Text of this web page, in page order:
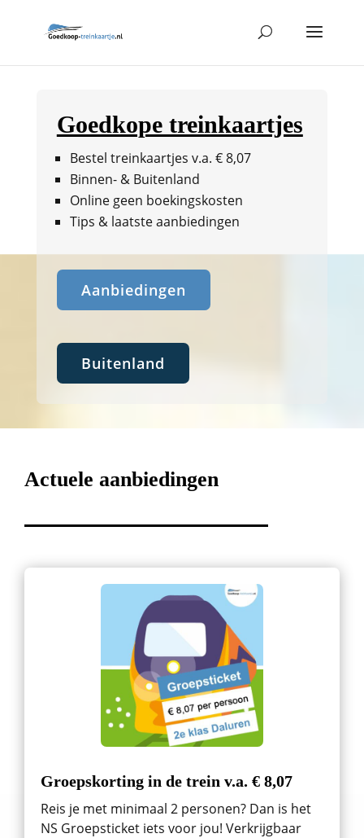
Goedkope treinkaartjes
Bestel treinkaartjes v.a. € 8,07
Binnen- & Buitenland
Online geen boekingskosten
Tips & laatste aanbiedingen
Aanbiedingen
Buitenland
Actuele aanbiedingen
Groepskorting in de trein v.a. € 8,07
Reis je met minimaal 2 personen? Dan is het
NS Groepsticket iets voor jou! Verkrijgbaar